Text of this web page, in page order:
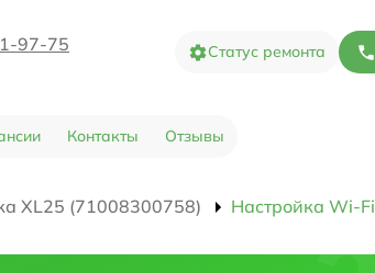
97-75 Статус ремонта
Контакты Отзывы
XL25 (71008300758) Настройка Wi-Fi